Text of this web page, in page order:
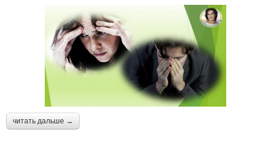
читать дальше →